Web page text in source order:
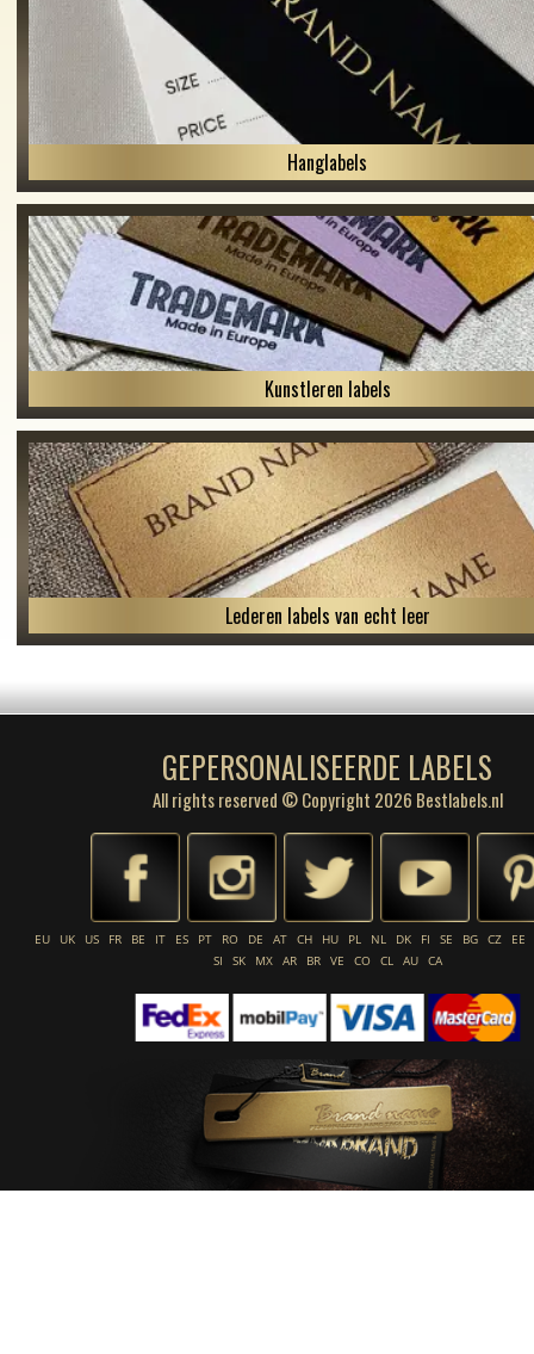
Hanglabels
Kunstleren labels
Lederen labels van echt leer
GEPERSONALISEERDE LABELS
All rights reserved © Copyright 2026 Bestlabels.nl
EU UK US FR BE IT ES PT RO DE AT CH HU PL NL DK FI SE BG CZ
EE
SI
SK MX AR BR VE CO CL AU CA